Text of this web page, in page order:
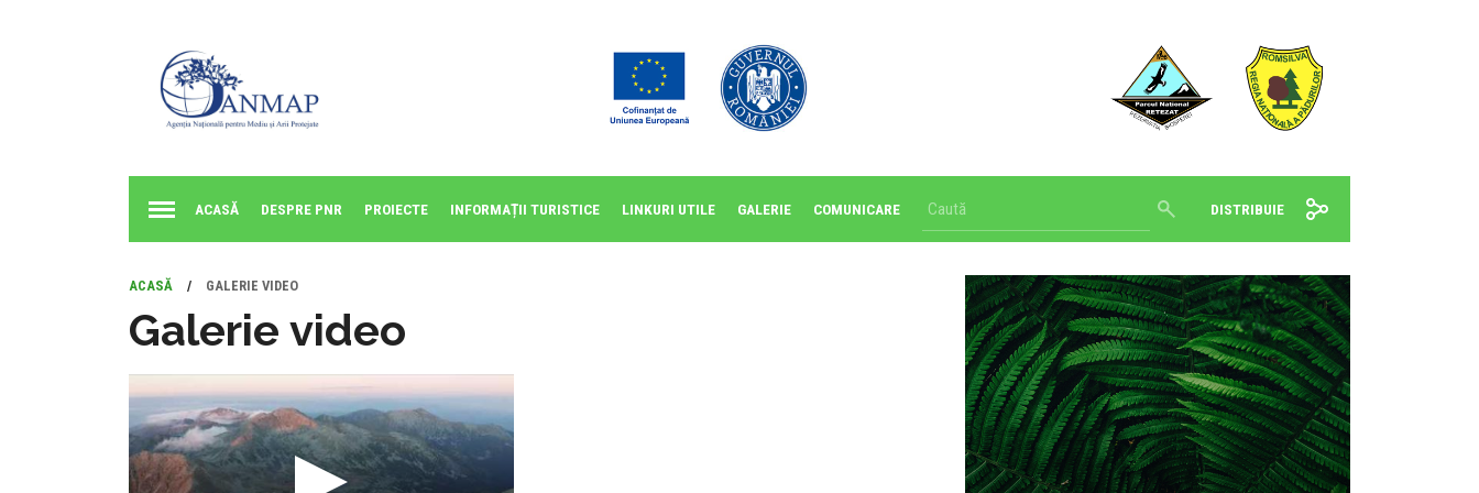
ACASĂ DESPRE PNR PROIECTE INFORMAȚII TURISTICE LINKURI UTILE GALERIE COMUNICARE DISTRIBUIE
ACASĂ / GALERIE VIDEO
Galerie video